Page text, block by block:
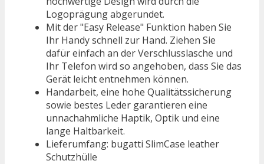
Logoprägung abgerundet.
Mit der "Easy Release" Funktion haben Sie
Ihr Handy schnell zur Hand. Ziehen Sie
dafür einfach an der Verschlusslasche und
Ihr Telefon wird so angehoben, dass Sie das
Gerät leicht entnehmen können.
Handarbeit, eine hohe Qualitätssicherung
sowie bestes Leder garantieren eine
unnachahmliche Haptik, Optik und eine
lange Haltbarkeit.
Lieferumfang: bugatti SlimCase leather
Schutzhülle